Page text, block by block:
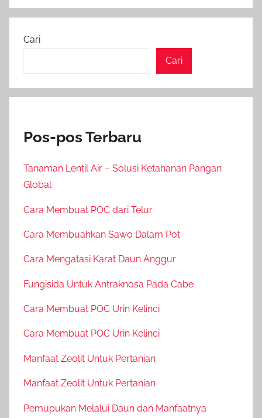
Cari
Cari
Pos-pos Terbaru
Tanaman Lentil Air – Solusi Ketahanan Pangan
Global
Cara Membuat POC dari Telur
Cara Membuahkan Sawo Dalam Pot
Cara Mengatasi Karat Daun Anggur
Fungisida Untuk Antraknosa Pada Cabe
Cara Membuat POC Urin Kelinci
Cara Membuat POC Urin Kelinci
Manfaat Zeolit Untuk Pertanian
Manfaat Zeolit Untuk Pertanian
Pemupukan Melalui Daun dan Manfaatnya